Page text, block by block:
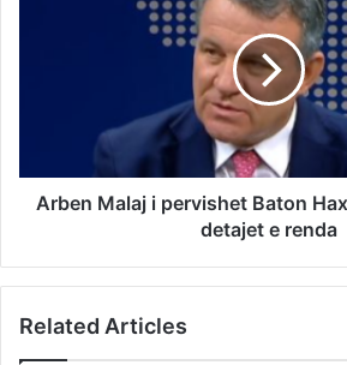
Arben Malaj i pervishet Baton
detajet e renda
Related Articles